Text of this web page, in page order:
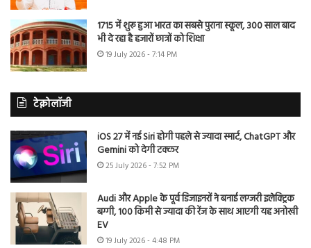
1715 में शुरू हुआ भारत का सबसे पुराना स्कूल, 300 साल बाद
भी दे रहा है हजारों छात्रों को शिक्षा
19 July 2026 - 7:14 PM
टेक्नोलॉजी
iOS 27 में नई Siri होगी पहले से ज्यादा स्मार्ट, ChatGPT और
Gemini को देगी टक्कर
25 July 2026 - 7:52 PM
Audi और Apple के पूर्व डिजाइनरों ने बनाई लग्जरी इलेक्ट्रिक
बग्गी, 100 किमी से ज्यादा की रेंज के साथ आएगी यह अनोखी
EV
19 July 2026 - 4:48 PM